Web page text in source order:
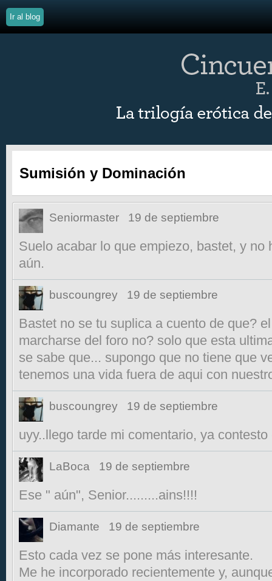
Ir al blog
Sumisión y Dominación
Seniormaster 19 de septiembre
Suelo acabar lo que empiezo, bastet, y no
aún.
buscoungrey 19 de septiembre
Bastet no se tu suplica a cuento de que?
marcharse del foro no? solo que esta
se sabe que... supongo que no tiene que
tenemos una vida fuera de aqui con
buscoungrey 19 de septiembre
uyy..llego tarde mi comentario, ya contesto
LaBoca 19 de septiembre
Ese " aún", Senior.........ains!!!!
Diamante 19 de septiembre
Esto cada vez se pone más interesante.
Me he incorporado recientemente y,